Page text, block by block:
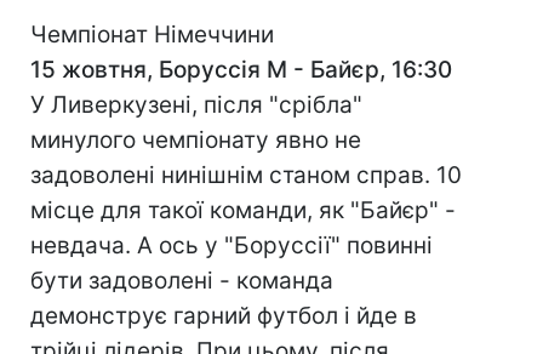
Чемпіонат Німеччини
15 жовтня, Боруссія М - Байєр, 16:30
У Ливеркузені, після "срібла"
минулого чемпіонату явно не
задоволені нинішнім станом справ. 10
місце для такої команди, як "Байєр" -
невдача. А ось у "Боруссії" повинні
бути задоволені - команда
демонструє гарний футбол і йде в